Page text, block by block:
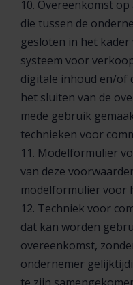
10. Overeenkomst
die tussen de
gesloten in het
systeem voor
digitale inhoud en/of
het sluiten van de
mede gebruik
technieken voor
11. Modelformulier
van deze
modelformulier voor
12. Techniek voor
dat kan worden
overeenkomst,
ondernemer